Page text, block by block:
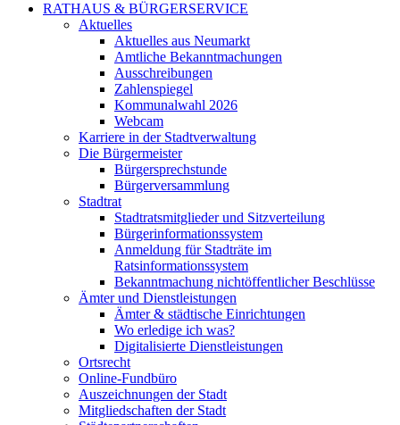
RATHAUS & BÜRGERSERVICE
Aktuelles
Aktuelles aus Neumarkt
Amtliche Bekanntmachungen
Ausschreibungen
Zahlenspiegel
Kommunalwahl 2026
Webcam
Karriere in der Stadtverwaltung
Die Bürgermeister
Bürgersprechstunde
Bürgerversammlung
Stadtrat
Stadtratsmitglieder und Sitzverteilung
Bürgerinformationssystem
Anmeldung für Stadträte im
Ratsinformationssystem
Bekanntmachung nichtöffentlicher Beschlüsse
Ämter und Dienstleistungen
Ämter & städtische Einrichtungen
Wo erledige ich was?
Digitalisierte Dienstleistungen
Ortsrecht
Online-Fundbüro
Auszeichnungen der Stadt
Mitgliedschaften der Stadt